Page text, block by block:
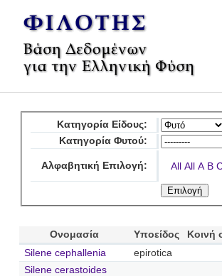
Κατηγορία Είδους:
Κατηγορία Φυτού:
Αλφαβητική Επιλογή: All All A B
Ονομασία Υποείδος Κοινή
Silene cephallenia
epirotica
Silene cerastoides